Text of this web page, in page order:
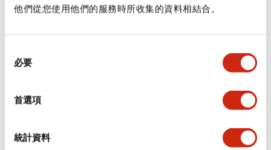
他們從您使用他們的服務時所收集的資料相結合。
必要
首選項
統計資料
審美規範
安裝和安裝規範